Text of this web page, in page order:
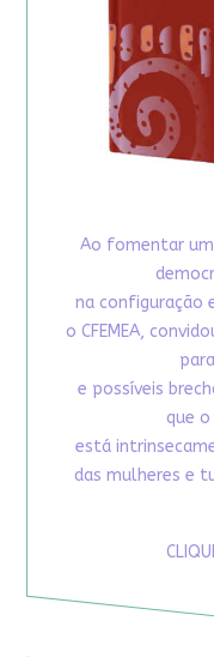
Ao fomentar
na configuração
o CFEMEA,
e possíveis
que
está
das mulheres e